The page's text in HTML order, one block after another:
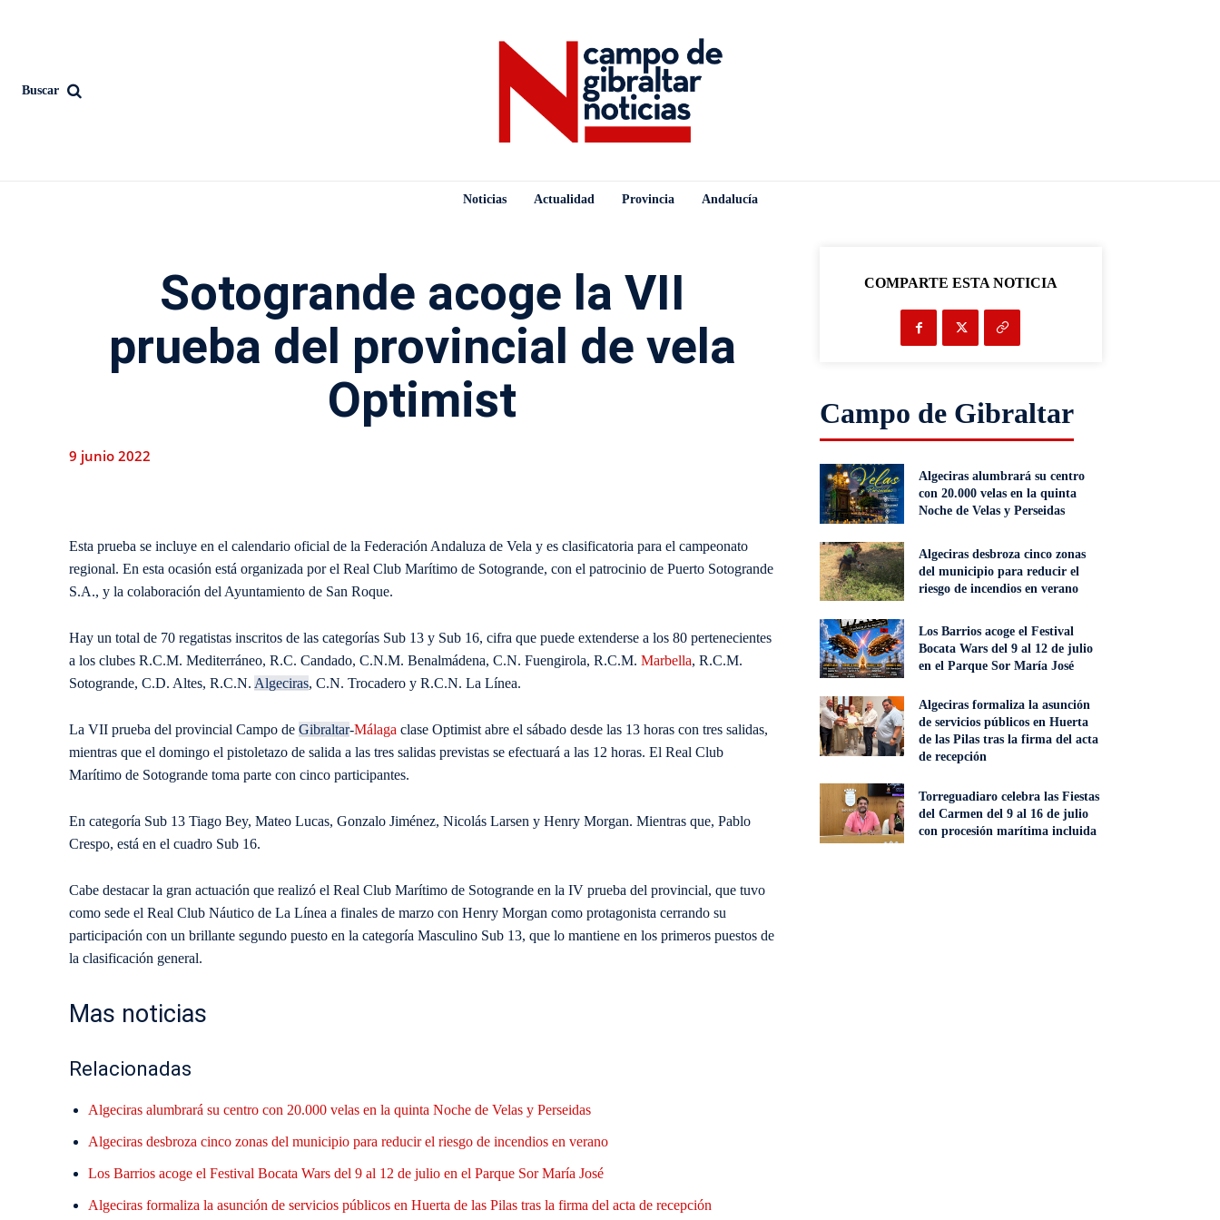
Buscar
Noticias Actualidad Provincia Andalucía
Sotogrande acoge la VII
prueba del provincial de vela
Optimist
9 junio 2022
Esta prueba se incluye en el calendario oficial de la Federación Andaluza de Vela y es clasificatoria para el campeonato
regional. En esta ocasión está organizada por el Real Club Marítimo de Sotogrande, con el patrocinio de Puerto Sotogrande
S.A., y la colaboración del Ayuntamiento de San Roque.
Hay un total de 70 regatistas inscritos de las categorías Sub 13 y Sub 16, cifra que puede extenderse a los 80 pertenecientes
a los clubes R.C.M. Mediterráneo, R.C. Candado, C.N.M. Benalmádena, C.N. Fuengirola, R.C.M. Marbella, R.C.M.
Sotogrande, C.D. Altes, R.C.N. Algeciras, C.N. Trocadero y R.C.N. La Línea.
La VII prueba del provincial Campo de Gibraltar-Málaga clase Optimist abre el sábado desde las 13 horas con tres salidas,
mientras que el domingo el pistoletazo de salida a las tres salidas previstas se efectuará a las 12 horas. El Real Club
Marítimo de Sotogrande toma parte con cinco participantes.
En categoría Sub 13 Tiago Bey, Mateo Lucas, Gonzalo Jiménez, Nicolás Larsen y Henry Morgan. Mientras que, Pablo
Crespo, está en el cuadro Sub 16.
Cabe destacar la gran actuación que realizó el Real Club Marítimo de Sotogrande en la IV prueba del provincial, que tuvo
como sede el Real Club Náutico de La Línea a finales de marzo con Henry Morgan como protagonista cerrando su
participación con un brillante segundo puesto en la categoría Masculino Sub 13, que lo mantiene en los primeros puestos de
la clasificación general.
Mas noticias
Relacionadas
Algeciras alumbrará su centro con 20.000 velas en la quinta Noche de Velas y Perseidas
Algeciras desbroza cinco zonas del municipio para reducir el riesgo de incendios en verano
Los Barrios acoge el Festival Bocata Wars del 9 al 12 de julio en el Parque Sor María José
Algeciras formaliza la asunción de servicios públicos en Huerta de las Pilas tras la firma del acta de recepción
COMPARTE ESTA NOTICIA
Campo de Gibraltar
Algeciras alumbrará su centro
con 20.000 velas en la quinta
Noche de Velas y Perseidas
Algeciras desbroza cinco zonas
del municipio para reducir el
riesgo de incendios en verano
Los Barrios acoge el Festival
Bocata Wars del 9 al 12 de julio
en el Parque Sor María José
Algeciras formaliza la asunción
de servicios públicos en Huerta
de las Pilas tras la firma del acta
de recepción
Torreguadiaro celebra las Fiestas
del Carmen del 9 al 16 de julio
con procesión marítima incluida